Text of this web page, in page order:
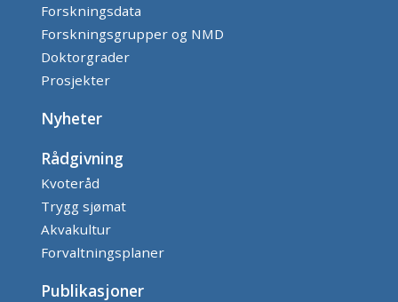
Forskningsdata
Forskningsgrupper og NMD
Doktorgrader
Prosjekter
Nyheter
Rådgivning
Kvoteråd
Trygg sjømat
Akvakultur
Forvaltningsplaner
Publikasjoner